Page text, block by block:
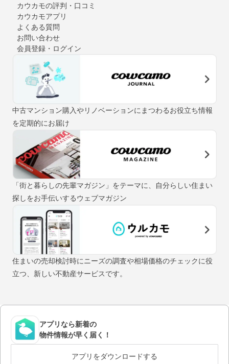
カウカモの評判・口コミ
カウカモアプリ
よくある質問
お問い合わせ
会員登録・ログイン
中古マンション購入やリノベーションにまつわるお役立ち情報
を定期的にお届け
「街と暮らしの先輩マガジン」をテーマに、自分らしい住まい
探しをお手伝いするウェブマガジン
住まいの売却検討時にニーズの調査や相場価格のチェックに役
立つ、新しい不動産サービスです。
アプリなら新着の
物件情報が早く届く！
アプリをダウンロードする